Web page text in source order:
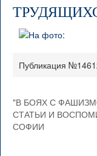
Публикация
"В БОЯХ С
СТАТЬИ И
СОФИИ